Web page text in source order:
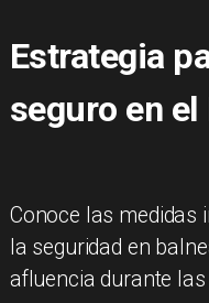
Estrategia
seguro en
Conoce las medidas
la seguridad en
afluencia durante